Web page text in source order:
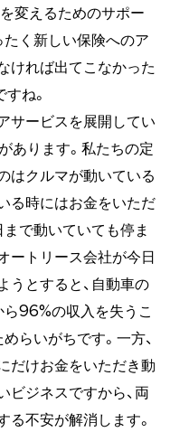
変えるためのサポー
たく新しい保険へのア
ければ出てこなかった
ね。
サービスを展開してい
あります。私たちの定
はクルマが動いている
る時にはお金をいただ
で動いていても停ま
ートリース会社が今日
うとすると、自動車の
96%の収入を失うこ
らいがちです。一方、
だけお金をいただき動
ビジネスですから、両
不安が解消します。